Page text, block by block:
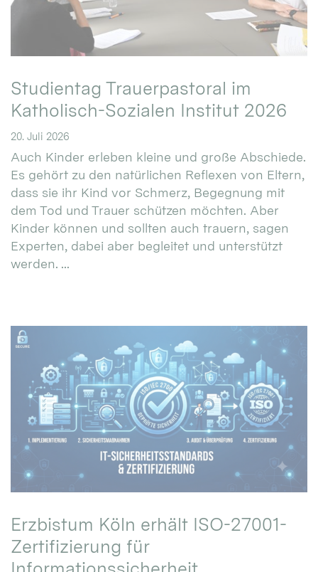
Studientag Trauerpastoral im
Katholisch-Sozialen Institut 2026
20. Juli 2026
Auch Kinder erleben kleine und große Abschiede.
Es gehört zu den natürlichen Reflexen von Eltern,
dass sie ihr Kind vor Schmerz, Begegnung mit
dem Tod und Trauer schützen möchten. Aber
Kinder können und sollten auch trauern, sagen
Experten, dabei aber begleitet und unterstützt
werden. ...
Erzbistum Köln erhält ISO-27001-
Zertifizierung für